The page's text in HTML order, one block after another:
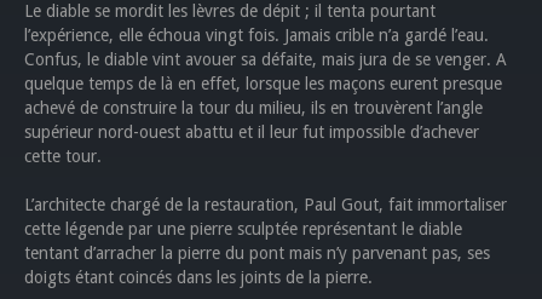
Le diable se mordit les lèvres de dépit ; il tenta pourtant
l’expérience, elle échoua vingt fois. Jamais crible n’a gardé l’eau.
Confus, le diable vint avouer sa défaite, mais jura de se venger. A
quelque temps de là en effet, lorsque les maçons eurent presque
achevé de construire la tour du milieu, ils en trouvèrent l’angle
supérieur nord-ouest abattu et il leur fut impossible d’achever
cette tour.
L’architecte chargé de la restauration, Paul Gout, fait immortaliser
cette légende par une pierre sculptée représentant le diable
tentant d’arracher la pierre du pont mais n’y parvenant pas, ses
doigts étant coincés dans les joints de la pierre.